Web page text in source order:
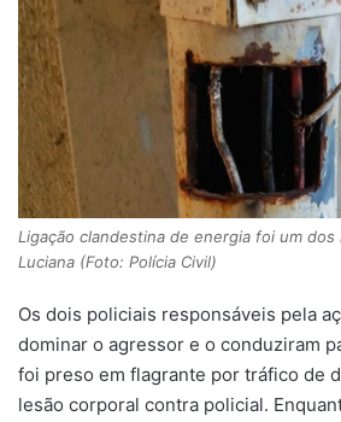
Ligação clandestina de energia foi um
Luciana (Foto: Polícia Civil)
Os dois policiais responsáveis pela
dominar o agressor e o conduziram
foi preso em flagrante por tráfico de
lesão corporal contra policial.